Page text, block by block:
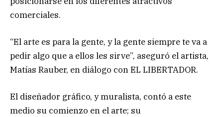
comerciales.
“El arte es para la gente, y la gente siempre te va a
pedir algo que a ellos les sirve”, aseguró el artista,
Matías Rauber, en diálogo con EL LIBERTADOR.
El diseñador gráfico, y muralista, contó a este
medio su comienzo en el arte; su